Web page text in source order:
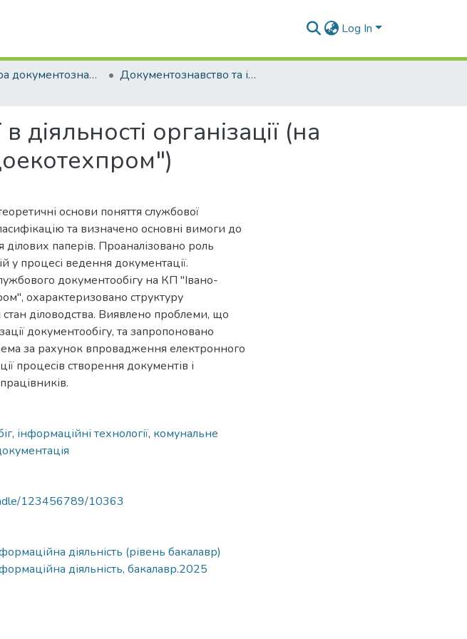
Log In
Кафедра документознавства та інформаційної діяльності
Документознавство та інформаційна діяльність (рівень бакалавр)
організації (на
основи поняття службової
та визначено основні вимоги до
паперів. Проаналізовано роль
у процесі ведення документації.
документообігу на КП "Івано-
охарактеризовано структуру
стан діловодства. Виявлено проблеми, що
документообігу, та запропоновано
за рахунок впровадження електронного
процесів створення документів і
, інформаційні технології, комунальне
123456789/10363
діяльність (рівень бакалавр)
діяльність, бакалавр.2025